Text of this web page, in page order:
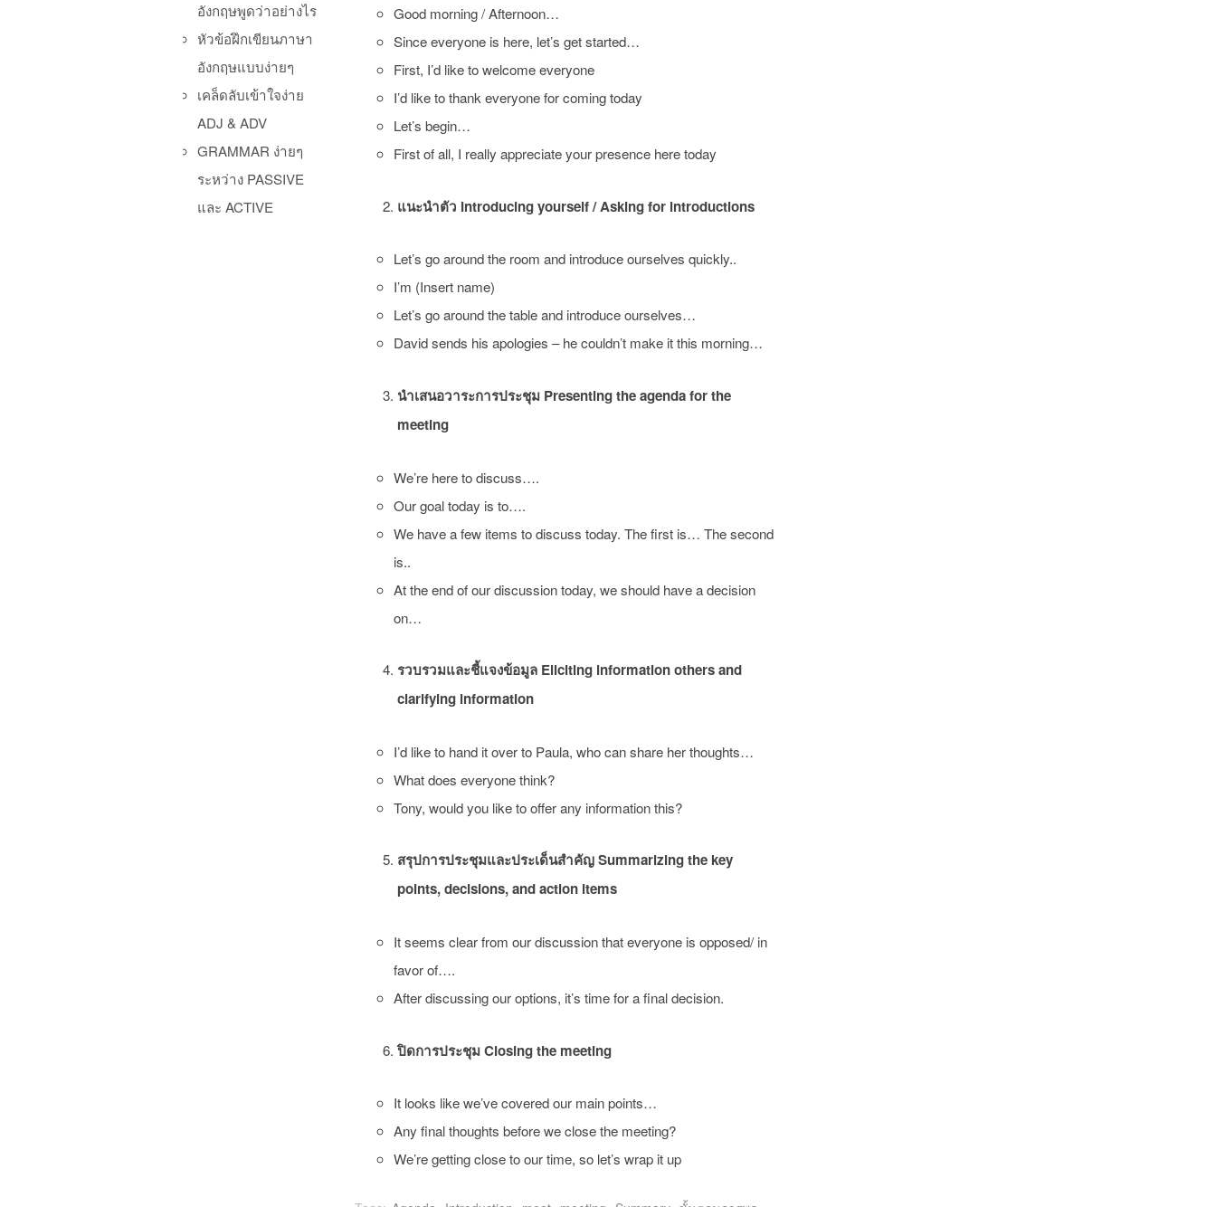
Good morning / Afternoon…
Since everyone is here, let’s get started…
First, I’d like to welcome everyone
I’d like to thank everyone for coming today
Let’s begin…
First of all, I really appreciate your presence here today
แนะนำตัว Introducing yourself / Asking for introductions
Let’s go around the room and introduce ourselves quickly..
I’m (Insert name)
Let’s go around the table and introduce ourselves…
David sends his apologies – he couldn’t make it this morning…
นำเสนอวาระการประชุม Presenting the agenda for the
meeting
We’re here to discuss….
Our goal today is to….
We have a few items to discuss today. The first is… The second
is..
At the end of our discussion today, we should have a decision
on…
รวบรวมและชี้แจงข้อมูล Eliciting information others and
clarifying information
I’d like to hand it over to Paula, who can share her thoughts…
What does everyone think?
Tony, would you like to offer any information this?
สรุปการประชุมและประเด็นสำคัญ Summarizing the key
points, decisions, and action items
It seems clear from our discussion that everyone is opposed/ in
favor of….
After discussing our options, it’s time for a final decision.
ปิดการประชุม Closing the meeting
It looks like we’ve covered our main points…
Any final thoughts before we close the meeting?
We’re getting close to our time, so let’s wrap it up
อังกฤษพูดว่าอย่างไร
หัวข้อฝึกเขียนภาษา
อังกฤษแบบง่ายๆ
เคล็ดลับเข้าใจง่าย
ADJ & ADV
GRAMMAR ง่ายๆ
ระหว่าง PASSIVE
และ ACTIVE